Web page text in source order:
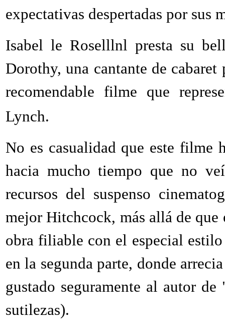
expectativas despertadas por
Isabel le Roselllnl presta su
Dorothy, una cantante de cabaret
recomendable filme que
Lynch.
No es casualidad que este filme
hacia mucho tiempo que no
recursos del suspenso
mejor Hitchcock, más allá de que
obra filiable con el especial
en la segunda parte, donde
gustado seguramente al autor
sutilezas).